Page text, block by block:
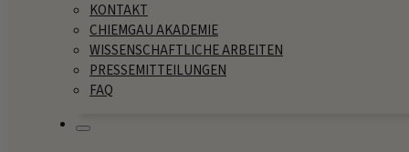
KONTAKT
CHIEMGAU AKADEMIE
WISSENSCHAFTLICHE ARBEITEN
PRESSEMITTEILUNGEN
FAQ